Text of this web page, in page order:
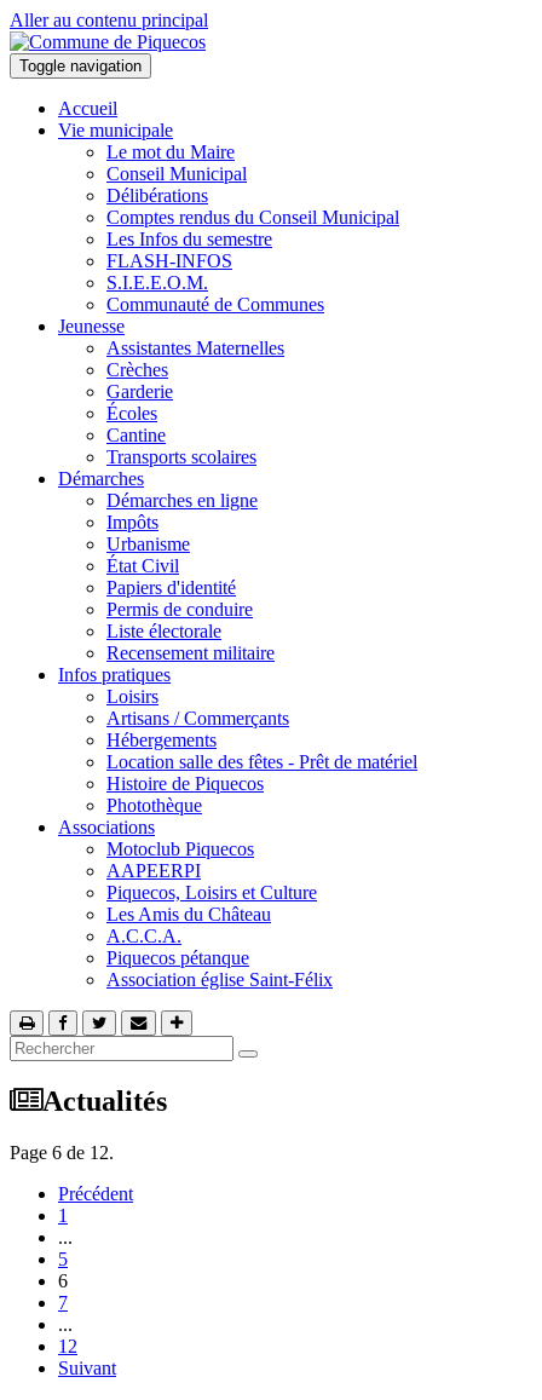
Aller au contenu principal
Toggle navigation
Accueil
Vie municipale
Le mot du Maire
Conseil Municipal
Délibérations
Comptes rendus du Conseil Municipal
Les Infos du semestre
FLASH-INFOS
S.I.E.E.O.M.
Communauté de Communes
Jeunesse
Assistantes Maternelles
Crèches
Garderie
Écoles
Cantine
Transports scolaires
Démarches
Démarches en ligne
Impôts
Urbanisme
État Civil
Papiers d'identité
Permis de conduire
Liste électorale
Recensement militaire
Infos pratiques
Loisirs
Artisans / Commerçants
Hébergements
Location salle des fêtes - Prêt de matériel
Histoire de Piquecos
Photothèque
Associations
Motoclub Piquecos
AAPEERPI
Piquecos, Loisirs et Culture
Les Amis du Château
A.C.C.A.
Piquecos pétanque
Association église Saint-Félix
Actualités
Page 6 de 12.
Précédent
1
...
5
6
7
...
12
Suivant